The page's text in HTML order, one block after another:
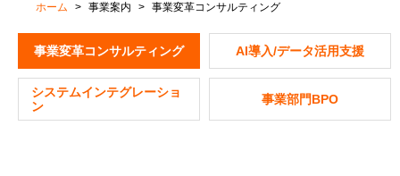
ホーム 事業案内 事業変革コンサルティング
事業変革コンサルティング AI導入/データ活用支援
システムインテグレーショ
ン
事業部門BPO